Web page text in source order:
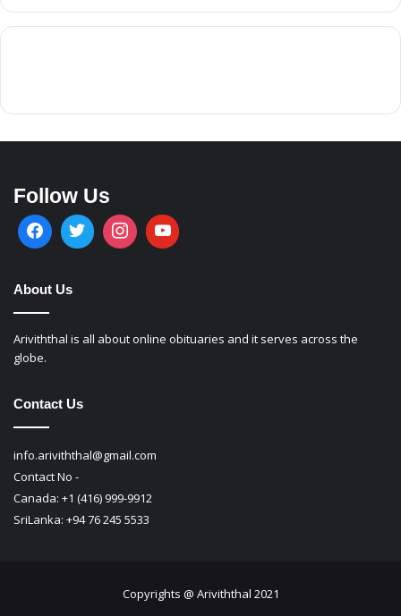
Follow Us